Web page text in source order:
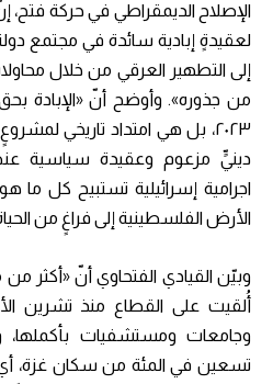
الإصلاح الديمقراطي في حركة
لعقيدةٍ إبادية سائدة في مجتمع
إلى التطهير العرقي من خلال
من جذوره». وأوضح أنّ «الإبادة
٢٠٢٣، بل هي امتداد تاريخي
دينيٍّ مزعوم وعقيدة سياسية
اجرامية إسرائيلية تستبيح كل ما
الأرض الفلسطينية إلى فراغٍ من
وبيّن القيادي الفتحاوي أنّ «أكثر
وجامعات ومستشفيات بأكملها،
تسعين في المئة من سكان غزة، أي